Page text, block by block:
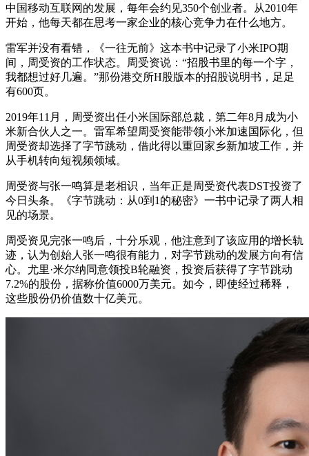
中国移动互联网的发展，每年会约见350个创业者。从2010年
开始，他每天都在思考一家企业的核心竞争力在什么地方。
雷军并没有看错，《一往无前》这本书中记录了小米IPO期
间，周受资的工作状态。周受资说：“招股书里的每一个字，
我都想过好几遍。”那份港交所H股版本的招股说明书，足足
有600页。
2019年11月，周受资出任小米国际部总裁，第二年8月成为小
米新合伙人之一。雷军希望周受资能带领小米加速国际化，但
周受资却选择了字节跳动，借此得以重回家乡新加坡工作，并
从手机转向短视频领域。
周受资与张一鸣算是老相识，当年正是周受资代表DST投资了
今日头条。《字节跳动：从0到1的秘密》一书中记录了两人相
见的场景。
周受资见完张一鸣后，十分乐观，他注意到了该应用的增长轨
迹，认为创始人张一鸣很有能力，对字节跳动的发展方向有信
心。尤里·米尔纳同意领投B轮融资，投资后获得了字节跳动
7.2%的股份，据称价值6000万美元。如今，即使经过稀释，
这些股份仍价值数十亿美元。